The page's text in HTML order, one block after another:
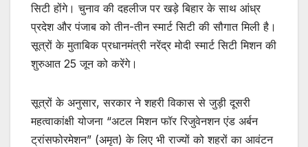
सिटी होंगे। चुनाव की दहलीज पर खड़े बिहार के साथ आंध्र
प्रदेश और पंजाब को तीन-तीन स्मार्ट सिटी की सौगात मिली है।
सूत्रों के मुताबिक प्रधानमंत्री नरेंद्र मोदी स्मार्ट सिटी मिशन की
शुरुआत 25 जून को करेंगे।
सूत्रों के अनुसार, सरकार ने शहरी विकास से जुड़ी दूसरी
महत्वाकांक्षी योजना “अटल मिशन फॉर रिजुवेनशन एंड अर्बन
ट्रांसफोरमेशन” (अमृत) के लिए भी राज्यों को शहरों का आवंटन